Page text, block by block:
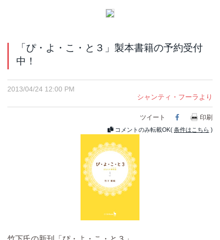
「ぴ・よ・こ・と３」製本書籍の予約受付
中！
2013/04/24 12:00 PM
シャンティ・フーラより
ツイート Facebook
印刷
コメントのみ転載OK( 条件はこちら )